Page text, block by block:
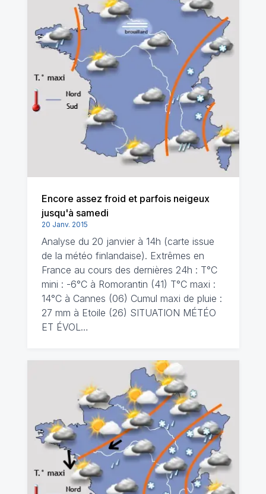
Encore assez froid et parfois neigeux
jusqu'à samedi
20 Janv. 2015
Analyse du 20 janvier à 14h (carte issue
de la météo finlandaise). Extrêmes en
France au cours des dernières 24h : T°C
mini : -6°C à Romorantin (41) T°C maxi :
14°C à Cannes (06) Cumul maxi de pluie :
27 mm à Etoile (26) SITUATION MÉTÉO
ET ÉVOL…